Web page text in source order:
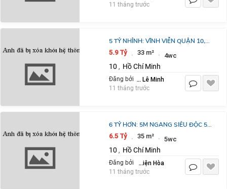
11 tháng trước
5 TỶ NHỈNH: VĨNH VIỄN QUẬN 10,
3MX11M, 4 TẦNG 4 PHÒNG NGỦ
FULL NỘI THẤT Ở NGAY THUÊ LIỀN
0933910039
5.9 Tỷ · 33 m² · 4wc
10 , Hồ Chí Minh
Đăng bởi Hồ Lê Minh
11 tháng trước
6 TỶ HƠN: 5M NGANG SIÊU ĐỘC 5
TẦNG FULL NỘI THẤT CÓ DÒNG
TIỀN- TÔ HIẾN THÀNH QUẬN 10.VŨ
09339910039
6.5 Tỷ · 35 m² · 5wc
10 , Hồ Chí Minh
Đăng bởi Lê Thiện Hòa
11 tháng trước